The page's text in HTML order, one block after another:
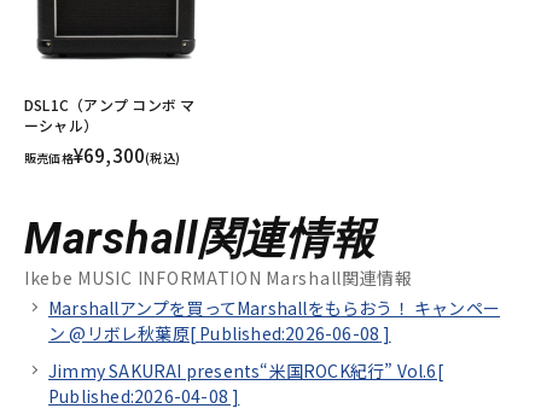
DSL1C（アンプ コンボ マ
ーシャル）
販売価格¥69,300(税込)
Marshall関連情報
Ikebe MUSIC INFORMATION Marshall関連情報
Marshallアンプを買ってMarshallをもらおう！ キャンペー
ン @リボレ秋葉原[ Published:2026-06-08 ]
Jimmy SAKURAI presents“米国ROCK紀行” Vol.6[
Published:2026-04-08 ]